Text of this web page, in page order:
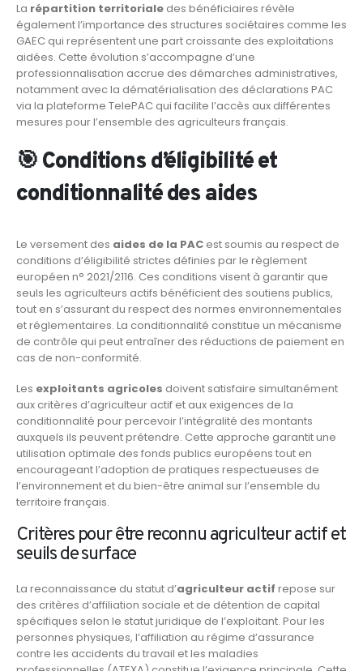
La répartition territoriale des bénéficiaires révèle
également l’importance des structures sociétaires comme les
GAEC qui représentent une part croissante des exploitations
aidées. Cette évolution s’accompagne d’une
professionnalisation accrue des démarches administratives,
notamment avec la dématérialisation des déclarations PAC
via la plateforme TelePAC qui facilite l’accès aux différentes
mesures pour l’ensemble des agriculteurs français.
🎯 Conditions d’éligibilité et
conditionnalité des aides
Le versement des aides de la PAC est soumis au respect de
conditions d’éligibilité strictes définies par le règlement
européen n° 2021/2116. Ces conditions visent à garantir que
seuls les agriculteurs actifs bénéficient des soutiens publics,
tout en s’assurant du respect des normes environnementales
et réglementaires. La conditionnalité constitue un mécanisme
de contrôle qui peut entraîner des réductions de paiement en
cas de non-conformité.
Les exploitants agricoles doivent satisfaire simultanément
aux critères d’agriculteur actif et aux exigences de la
conditionnalité pour percevoir l’intégralité des montants
auxquels ils peuvent prétendre. Cette approche garantit une
utilisation optimale des fonds publics européens tout en
encourageant l’adoption de pratiques respectueuses de
l’environnement et du bien-être animal sur l’ensemble du
territoire français.
Critères pour être reconnu agriculteur actif et
seuils de surface
La reconnaissance du statut d’agriculteur actif repose sur
des critères d’affiliation sociale et de détention de capital
spécifiques selon le statut juridique de l’exploitant. Pour les
personnes physiques, l’affiliation au régime d’assurance
contre les accidents du travail et les maladies